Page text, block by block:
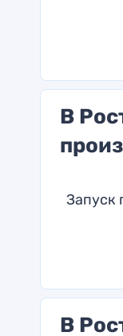
В
Запуск
В